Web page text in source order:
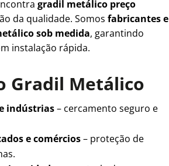
gradil metálico preço
da qualidade. Somosfabricantes e
sob medida, garantindo
instalação rápida.
Gradil Metálico
indústrias– cercamento seguro e
e comércios– proteção de